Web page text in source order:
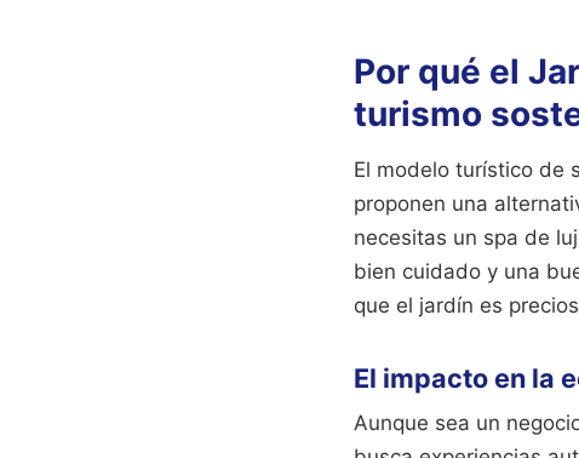
Por qué el
turismo
El modelo turístico de
proponen una
necesitas un spa de
bien cuidado y una
que el jardín es
El impacto en la
Aunque sea un